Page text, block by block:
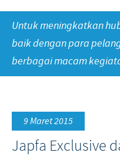
Nilai-nilai kami
Penelitian dan
Produksi
Sapi
Informasi lain
Disease Surveillance
Berita Kegiatan
PERAN &
Fokus pada peranan
Kontribusi
Program pendukung
KARIR
Lowongan Pekerjaan
Proses perekrutan
Untuk meningkatkan
baik dengan para
berbagai macam
9 Maret 2015
Japfa Exclusive